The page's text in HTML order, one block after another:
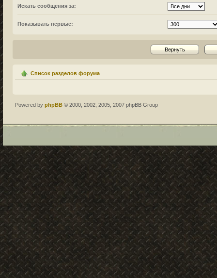
Искать сообщения за:
Показывать первые:
Список разделов форума
Powered by phpBB © 2000, 2002, 2005, 2007 phpBB Group